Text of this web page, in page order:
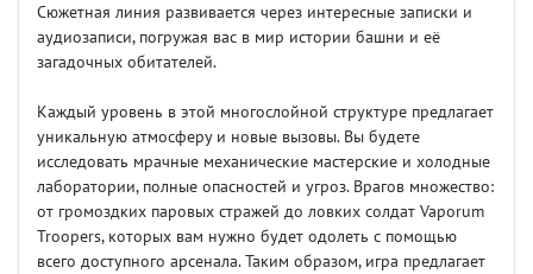
Сюжетная линия развивается через интересные записки и
аудиозаписи, погружая вас в мир истории башни и её
загадочных обитателей.
Каждый уровень в этой многослойной структуре предлагает
уникальную атмосферу и новые вызовы. Вы будете
исследовать мрачные механические мастерские и холодные
лаборатории, полные опасностей и угроз. Врагов множество:
от громоздких паровых стражей до ловких солдат Vaporum
Troopers, которых вам нужно будет одолеть с помощью
всего доступного арсенала. Таким образом, игра предлагает